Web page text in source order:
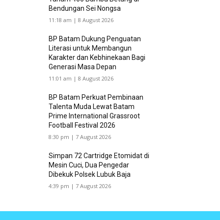
Bendungan Sei Nongsa
11:18 am | 8 August 2026
BP Batam Dukung Penguatan
Literasi untuk Membangun
Karakter dan Kebhinekaan Bagi
Generasi Masa Depan
11:01 am | 8 August 2026
BP Batam Perkuat Pembinaan
Talenta Muda Lewat Batam
Prime International Grassroot
Football Festival 2026
8:30 pm | 7 August 2026
Simpan 72 Cartridge Etomidat di
Mesin Cuci, Dua Pengedar
Dibekuk Polsek Lubuk Baja
4:39 pm | 7 August 2026